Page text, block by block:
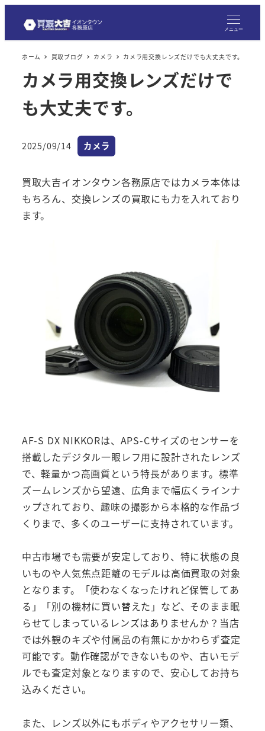
メニュー
ホーム 買取ブログ カメラ カメラ用交換レンズだけでも大丈夫です。
カメラ用交換レンズだけで
も大丈夫です。
投稿日
2025/09/14 カテゴリー
カメラ
買取大吉イオンタウン各務原店ではカメラ本体は
もちろん、交換レンズの買取にも力を入れており
ます。
AF-S DX NIKKORは、APS-Cサイズのセンサーを
搭載したデジタル一眼レフ用に設計されたレンズ
で、軽量かつ高画質という特長があります。標準
ズームレンズから望遠、広角まで幅広くラインナ
ップされており、趣味の撮影から本格的な作品づ
くりまで、多くのユーザーに支持されています。
中古市場でも需要が安定しており、特に状態の良
いものや人気焦点距離のモデルは高価買取の対象
となります。「使わなくなったけれど保管してあ
る」「別の機材に買い替えた」など、そのまま眠
らせてしまっているレンズはありませんか？当店
では外観のキズや付属品の有無にかかわらず査定
可能です。動作確認ができないものや、古いモデ
ルでも査定対象となりますので、安心してお持ち
込みください。
また、レンズ以外にもボディやアクセサリー類、